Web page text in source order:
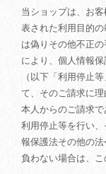
当ショップは、お
表された利用目的
は偽りその他不正
により、個人情報
（以下「利用停止
て、そのご請求に
本人からのご請求
利用停止等を行い
報保護法その他の
負わない場合は、こ